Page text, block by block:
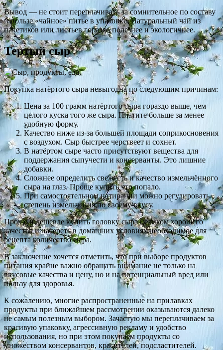
Вывод — не стоит переплачивать за сомнительное по составу
и пользе «чайное» питье в упаковке. Натуральный чай из
пакетиков или листьев гораздо полезнее и экологичнее.
Тертый сыр
Покупка натёртого сыра невыгодна по следующим причинам:
Цена за 100 грамм натёртого сыра гораздо выше, чем
целого куска того же сыра. Платите больше за менее
удобную форму.
Качество ниже из-за большей площади соприкосновения
с воздухом. Сыр быстрее черствеет и сохнет.
В натёртом сыре часто присутствуют вещества для
поддержания сыпучести и консерванты. Это лишние
добавки.
Сложнее определить свежесть и качество измельчённого
сыра на глаз. Проще купить что попало.
При самостоятельном натирании можно регулировать
степень измельчения по своему вкусу.
Проще и дешевле купить головку сыра целиком хорошего
качества и натереть в домашних условиях необходимое для
рецепта количество сыра.
В заключение хочется отметить, что при выборе продуктов
питания крайне важно обращать внимание не только на
вкусовые качества и цену, но и на потенциальный вред или
пользу для здоровья.
К сожалению, многие распространенные на прилавках
продукты при ближайшем рассмотрении оказываются далеко
не самым полезным выбором. Зачастую мы переплачиваем за
красивую упаковку, агрессивную рекламу и удобство
использования, но при этом покупаем продукты со
множеством консервантов, красителей, подсластителей.